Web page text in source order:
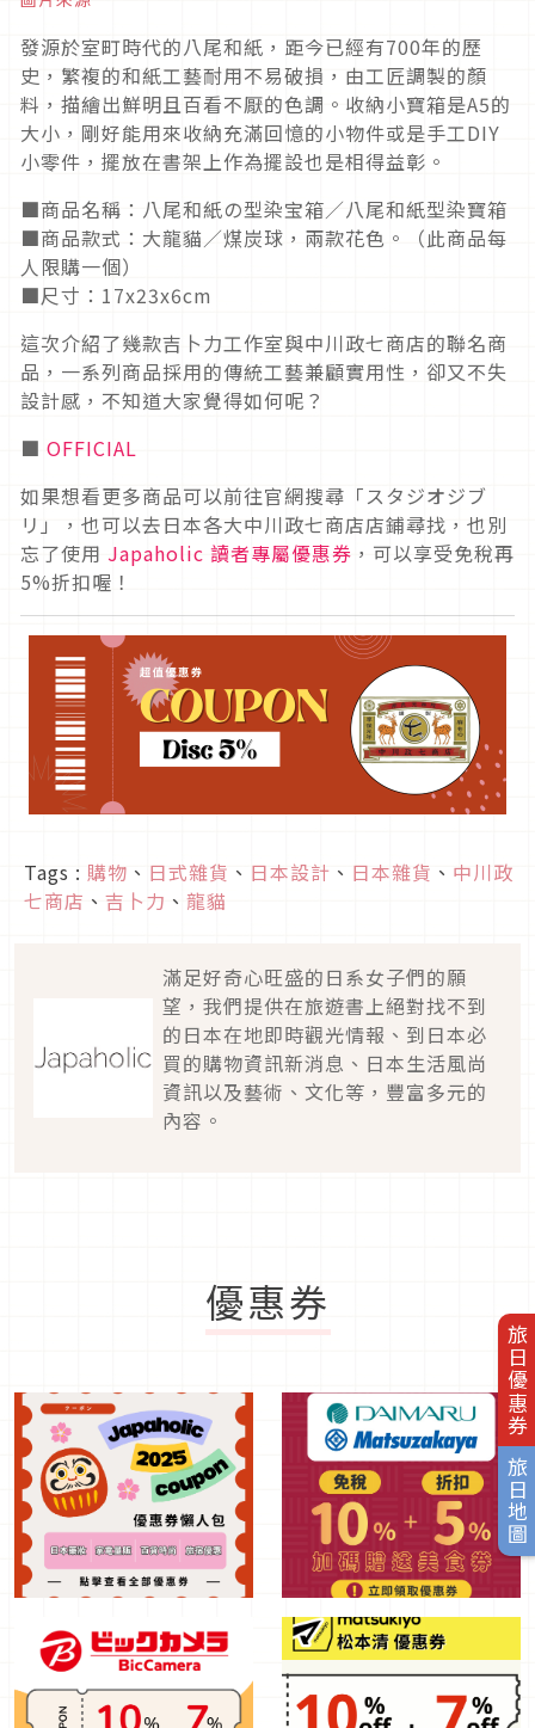
旅日優惠券
旅日地圖
發源於室町時代的八尾和紙，距今已經有700年的歷
史，繁複的和紙工藝耐用不易破損，由工匠調製的顏
料，描繪出鮮明且百看不厭的色調。收納小寶箱是A5的
大小，剛好能用來收納充滿回憶的小物件或是手工DIY
小零件，擺放在書架上作為擺設也是相得益彰。
■商品名稱：八尾和紙の型染宝箱／八尾和紙型染寶箱
■商品款式：大龍貓／煤炭球，兩款花色。（此商品每
人限購一個）
■尺寸：17x23x6cm
這次介紹了幾款吉卜力工作室與中川政七商店的聯名商
品，一系列商品採用的傳統工藝兼顧實用性，卻又不失
設計感，不知道大家覺得如何呢？
■ OFFICIAL
如果想看更多商品可以前往官網搜尋「スタジオジブ
リ」，也可以去日本各大中川政七商店店鋪尋找，也別
忘了使用 Japaholic 讀者專屬優惠券 ，可以享受免稅再
5%折扣喔！
Tags : 購物 、 日式雜貨 、 日本設計 、 日本雜貨 、 中川政
七商店 、 吉卜力 、 龍貓
滿足好奇心旺盛的日系女子們的願
望，我們提供在旅遊書上絕對找不到
的日本在地即時觀光情報、到日本必
買的購物資訊新消息、日本生活風尚
資訊以及藝術、文化等，豐富多元的
內容。
優惠券